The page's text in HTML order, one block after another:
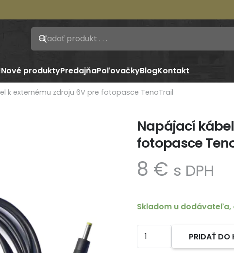
Nové produktyPredajňaPoľovačkyBlogKontakt
k externému zdroju 6V pre fotopasce TenoTrail
Napájací
fotopasce
8 € s DPH
Skladom u dodávateľa,
množstvo
PRIDAŤ DO
Alternative: